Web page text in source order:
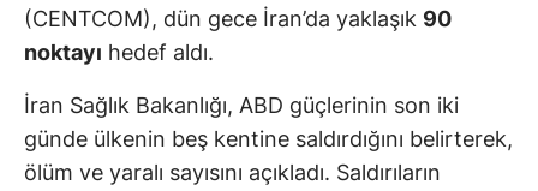
(CENTCOM), dün gece İran’da yaklaşık 90
noktayı hedef aldı.
İran Sağlık Bakanlığı, ABD güçlerinin son iki
günde ülkenin beş kentine saldırdığını belirterek,
ölüm ve yaralı sayısını açıkladı. Saldırıların